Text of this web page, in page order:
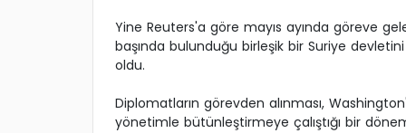
Yine Reuters'a göre mayıs ayında göreve
başında bulunduğu birleşik bir Suriye
oldu.
Diplomatların görevden alınması,
yönetimle bütünleştirmeye çalıştığı bir